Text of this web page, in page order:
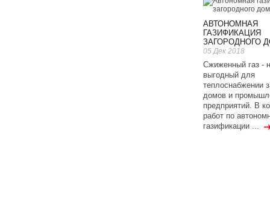
АВТОНОМНАЯ
ГАЗИФИКАЦИЯ
ЗАГОРОДНОГО
05 Дек 2018
Сжиженный газ -
выгодный для
теплоснабжении
домов и
предприятий. В
работ по
газификации ...